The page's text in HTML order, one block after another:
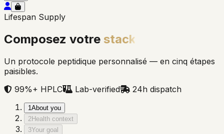
Lifespan Supply
Composez votre stack
Un protocole peptidique personnalisé — en cinq étapes
paisibles.
99%+ HPLC
Lab-verified 24h dispatch
1 About you
2Health context
3Your goal